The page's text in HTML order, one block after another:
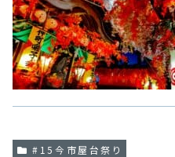
#15今市屋台祭り